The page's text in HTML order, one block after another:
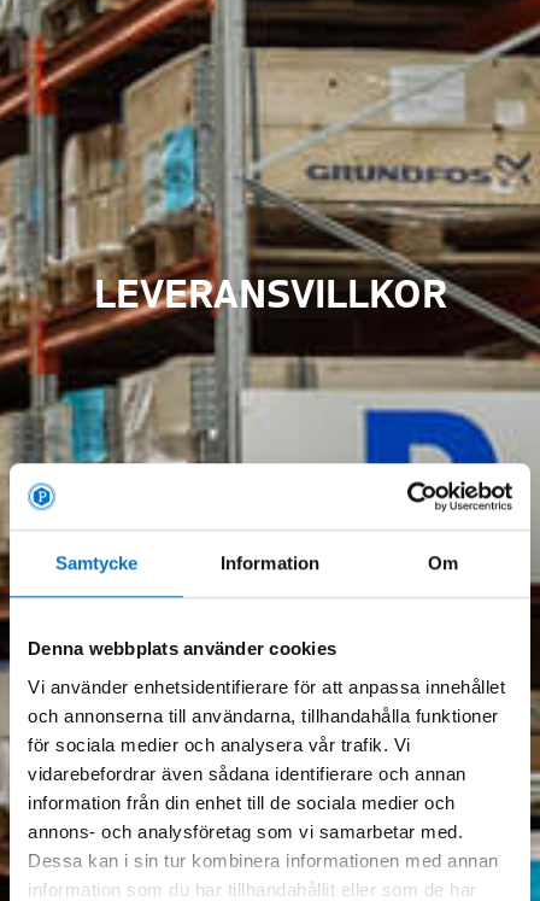
Samtycke Information Om
Denna webbplats använder cookies
Vi använder enhetsidentifierare för att anpassa innehållet
och annonserna till användarna, tillhandahålla funktioner
för sociala medier och analysera vår trafik. Vi
vidarebefordrar även sådana identifierare och annan
information från din enhet till de sociala medier och
annons- och analysföretag som vi samarbetar med.
Dessa kan i sin tur kombinera informationen med annan
information som du har tillhandahållit eller som de har
LEVERANSVILLKOR